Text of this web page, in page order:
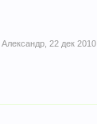
Александр 22 дек 2010